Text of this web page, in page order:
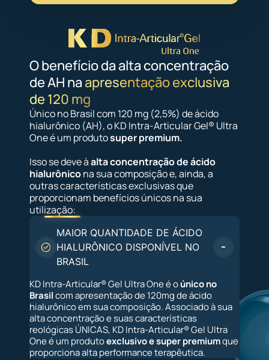
O benefício da alta concentração
de AH na apresentação exclusiva
de 120 mg
Único no Brasil com 120 mg (2,5%) de ácido
hialurônico (AH), o KD Intra-Articular Gel® Ultra
One é um produtosuper premium.
Isso se deve àalta concentração de ácido
hialurônicona sua composição e, ainda, a
outras características exclusivas que
proporcionam benefícios únicos na sua
utilização:
MAIOR QUANTIDADE DE ÁCIDO
HIALURÔNICO DISPONÍVEL NO
BRASIL
KD Intra-Articular® Gel Ultra One é oúnico no
Brasilcom apresentação de 120mg de ácido
hialurônico em sua composição. Associado à sua
alta concentração e suas características
reológicas ÚNICAS, KD Intra-Articular® Gel Ultra
One é um produtoexclusivo e super premiumque
proporciona alta performance terapêutica.